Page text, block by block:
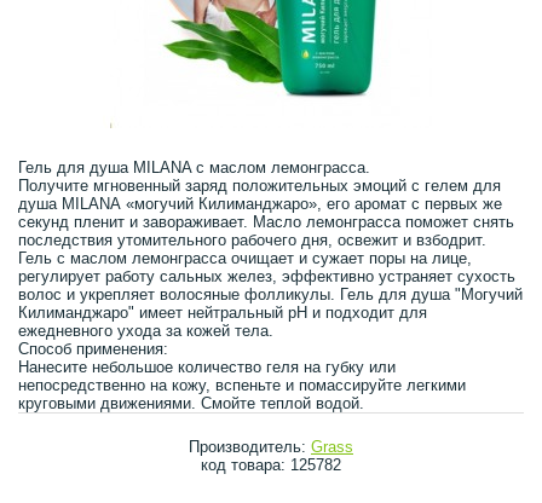
Гель для душа MILANA с маслом лемонграсса.
Получите мгновенный заряд положительных эмоций с гелем для
душа MILANА «могучий Килиманджаро», его аромат с первых же
секунд пленит и завораживает. Масло лемонграсса поможет снять
последствия утомительного рабочего дня, освежит и взбодрит.
Гель с маслом лемонграсса очищает и сужает поры на лице,
регулирует работу сальных желез, эффективно устраняет сухость
волос и укрепляет волосяные фолликулы. Гель для душа "Могучий
Килиманджаро" имеет нейтральный pH и подходит для
ежедневного ухода за кожей тела.
Способ применения:
Нанесите небольшое количество геля на губку или
непосредственно на кожу, вспеньте и помассируйте легкими
круговыми движениями. Смойте теплой водой.
Производитель: Grass
код товара: 125782